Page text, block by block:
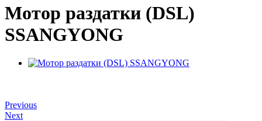
Мотор раздатки (DSL)
SSANGYONG
Previous
Next